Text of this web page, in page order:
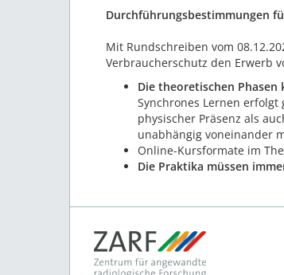
Durchführungsbestimmungen
Mit Rundschreiben vom
Verbraucherschutz den Erwerb
Die theoretischen
Synchrones Lernen
physischer Präsenz als
unabhängig voneinander
Online-Kursformate im
Die Praktika müssen